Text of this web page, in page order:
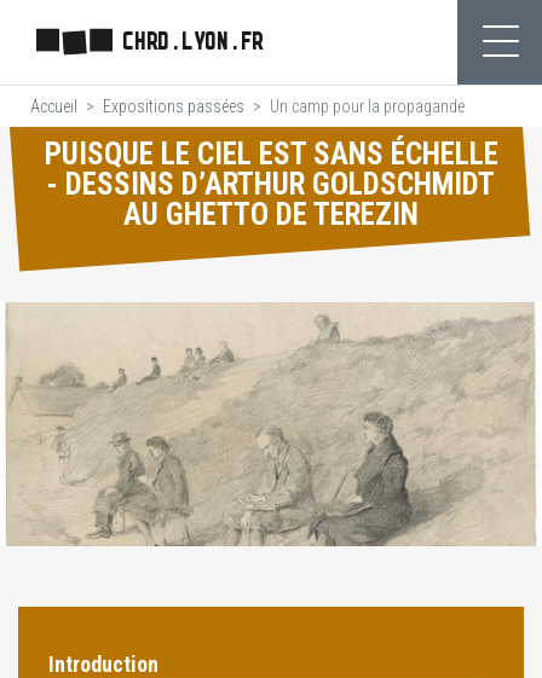
contenu
principal
CHRD.LYON.FR
Accueil Expositions passées Un camp pour la propagande
PUISQUE LE CIEL EST SANS ÉCHELLE
- DESSINS D’ARTHUR GOLDSCHMIDT
AU GHETTO DE TEREZIN
Introduction